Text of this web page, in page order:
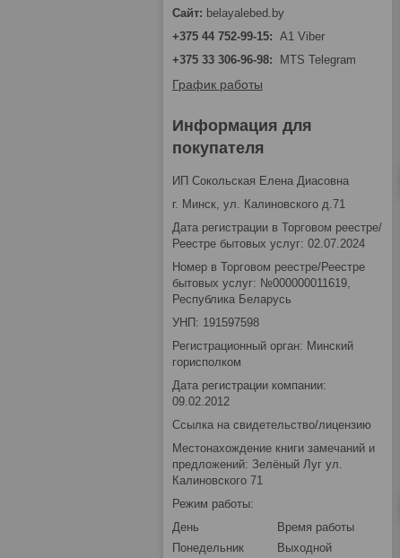
belayalebed.by
+375 44 752-99-15
A1 Viber
+375 33 306-96-98
MTS Telegram
График работы
Информация для
покупателя
ИП Сокольская Елена Диасовна
г. Минск, ул. Калиновского д.71
Дата регистрации в Торговом реестре/
Реестре бытовых услуг: 02.07.2024
Номер в Торговом реестре/Реестре
бытовых услуг: №000000011619,
Республика Беларусь
УНП: 191597598
Регистрационный орган: Минский
горисполком
Дата регистрации компании:
09.02.2012
Ссылка на свидетельство/лицензию
Местонахождение книги замечаний и
предложений: Зелёный Луг ул.
Калиновского 71
Режим работы:
День
Время работы
Понедельник
Выходной